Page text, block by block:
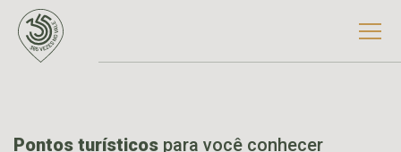
Pontos turísticos para você conhecer